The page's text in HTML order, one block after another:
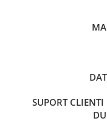
SUPORT CLIENTI